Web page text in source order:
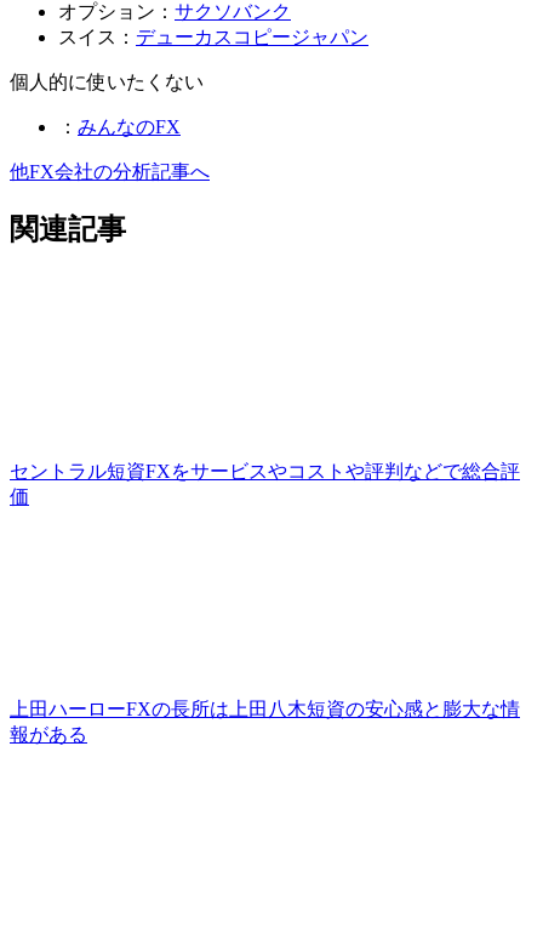
オプション： サクソバンク
スイス： デューカスコピージャパン
個人的に使いたくない
： みんなのFX
他FX会社の分析記事へ
関連記事
セントラル短資FXをサービスやコストや評判などで総合評
価
上田ハーローFXの長所は上田八木短資の安心感と膨大な情
報がある